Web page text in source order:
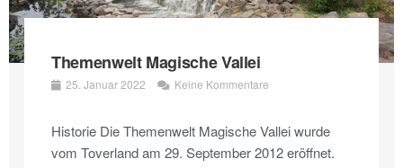
Themenwelt Magische Vallei
25. Januar 2022 Keine Kommentare
Historie Die Themenwelt Magische Vallei wurde
vom Toverland am 29. September 2012 eröffnet.